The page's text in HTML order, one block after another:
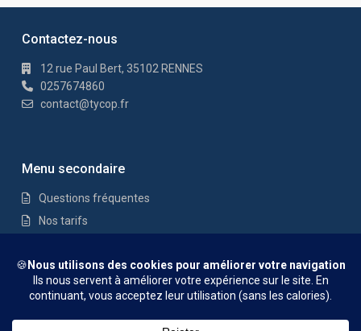
Contactez-nous
12 rue Paul Bert, 35102 RENNES
0257674860
contact@tycop.fr
Menu secondaire
Questions fréquentes
Nos tarifs
Mentions Légales